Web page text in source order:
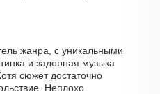
жанра, с уникальными
и задорная музыка
сюжет достаточно
Неплохо